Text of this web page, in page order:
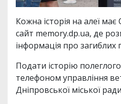
Кожна історія на алеї
сайт memory.dp.ua, де
інформація про загиблих
Подати історію
телефоном управління
Дніпровської міської